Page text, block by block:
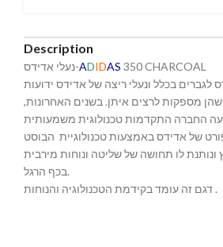
Description
נעלי אדידס-ADIDAS 350 CHARCOAL
לגברים בכלל ונעלי ריצה של אדידס ידועות
מספקות לרצים איתן. בשנים האחרונות,
החברה התקדמות טכנולוגית משמעותית
של אדידס באמצעות טכנולוגיית הבוסט
ונותנת לו תחושה של שליטה ונוחות מירבית
בכף הרגל.
דגם זה עומד בקידמת הטכנולוגיה והנוחות .